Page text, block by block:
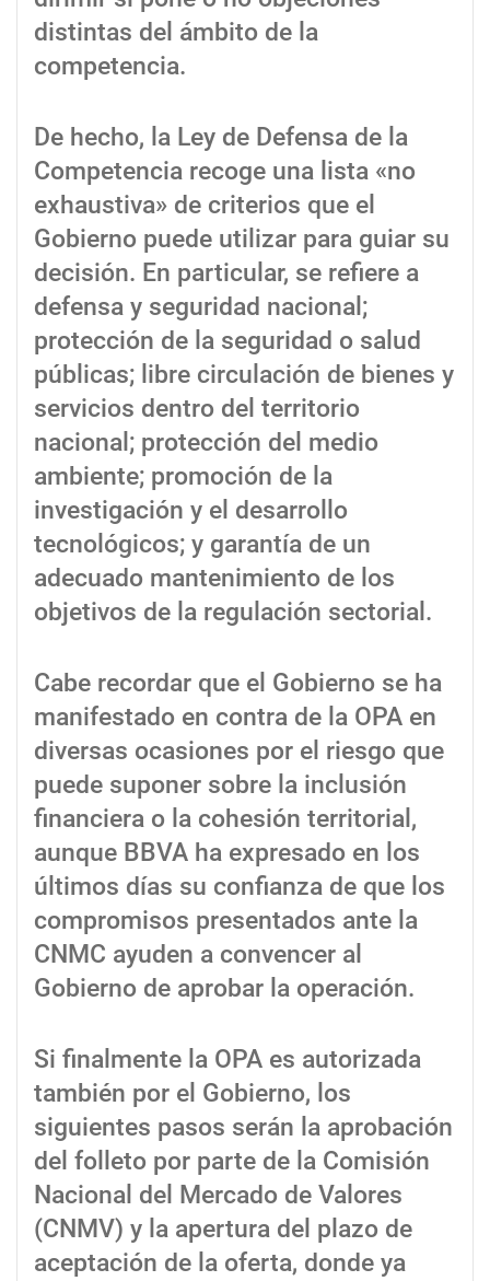
distintas del ámbito de la
competencia.
De hecho, la Ley de Defensa de la
Competencia recoge una lista «no
exhaustiva» de criterios que el
Gobierno puede utilizar para guiar su
decisión. En particular, se refiere a
defensa y seguridad nacional;
protección de la seguridad o salud
públicas; libre circulación de bienes y
servicios dentro del territorio
nacional; protección del medio
ambiente; promoción de la
investigación y el desarrollo
tecnológicos; y garantía de un
adecuado mantenimiento de los
objetivos de la regulación sectorial.
Cabe recordar que el Gobierno se ha
manifestado en contra de la OPA en
diversas ocasiones por el riesgo que
puede suponer sobre la inclusión
financiera o la cohesión territorial,
aunque BBVA ha expresado en los
últimos días su confianza de que los
compromisos presentados ante la
CNMC ayuden a convencer al
Gobierno de aprobar la operación.
Si finalmente la OPA es autorizada
también por el Gobierno, los
siguientes pasos serán la aprobación
del folleto por parte de la Comisión
Nacional del Mercado de Valores
(CNMV) y la apertura del plazo de
aceptación de la oferta, donde ya